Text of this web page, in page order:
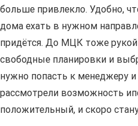
больше привлекло. Удобно,
дома ехать в нужном
придётся. До МЦК тоже
свободные планировки и
нужно попасть к менеджеру и
рассмотрели возможность
положительный, и скоро